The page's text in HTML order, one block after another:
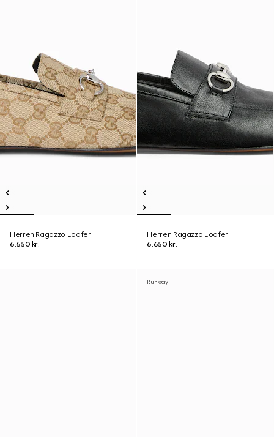
Herren Ragazzo Loafer
6.650 kr.
Herren Ragazzo Loafer
6.650 kr.
Runway